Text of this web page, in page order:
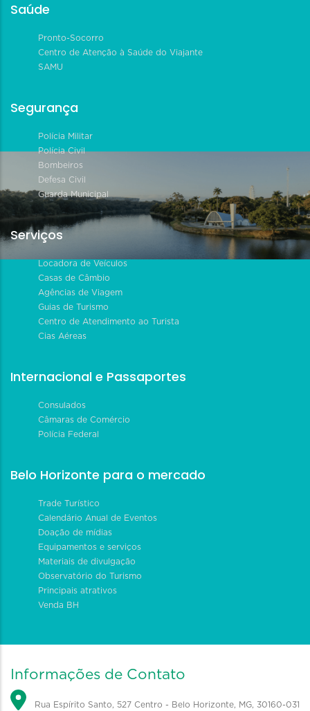
Saúde
Pronto-Socorro
Centro de Atenção à Saúde do Viajante
SAMU
Segurança
Polícia Militar
Polícia Civil
Bombeiros
Defesa Civil
Guarda Municipal
Serviços
Locadora de Veículos
Casas de Câmbio
Agências de Viagem
Guias de Turismo
Centro de Atendimento ao Turista
Cias Aéreas
Internacional e Passaportes
Consulados
Câmaras de Comércio
Polícia Federal
Belo Horizonte para o mercado
Trade Turístico
Calendário Anual de Eventos
Doação de mídias
Equipamentos e serviços
Materiais de divulgação
Observatório do Turismo
Principais atrativos
Venda BH
Informações de Contato
Rua Espírito Santo, 527 Centro - Belo Horizonte, MG, 30160-031